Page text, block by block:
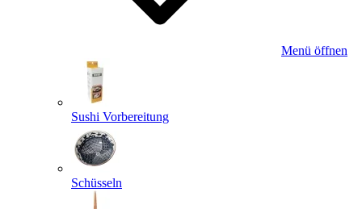
Menü öffnen
Sushi Vorbereitung
Schüsseln